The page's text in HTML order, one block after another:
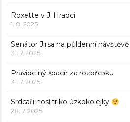
Roxette v J. Hradci
1. 8. 2025
Senátor Jirsa na půldenní návštěvě
31. 7. 2025
Pravidelný špacír za rozbřesku
31. 7. 2025
Srdcaři nosí triko úzkokolejky
28. 7. 2025